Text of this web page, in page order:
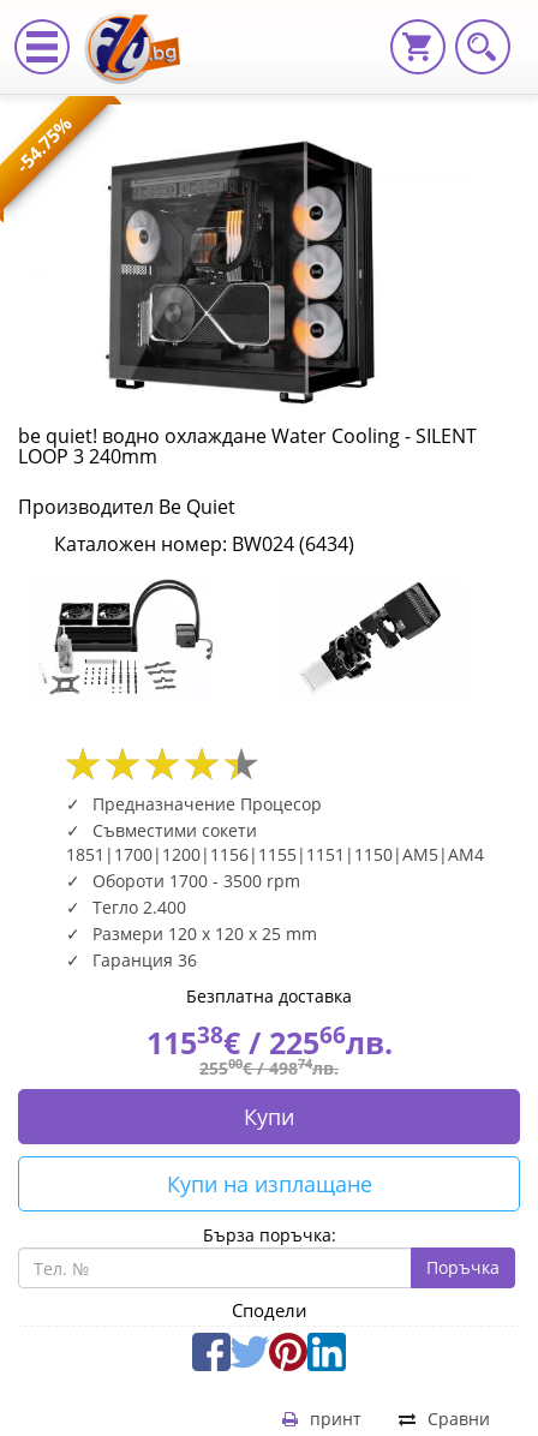
be
quiet!
водно
охлаждане
Water
Cooling
SILENT
LOOP
3
240mm
BW024
(6434)
Fly.bg
-54.75%
be quiet! водно охлаждане Water Cooling - SILENT
LOOP 3 240mm
Производител Be Quiet
Каталожен номер: BW024 (6434)
Предназначение Процесор
Съвместими сокети
1851|1700|1200|1156|1155|1151|1150|AM5|AM4
Обороти 1700 - 3500 rpm
Тегло 2.400
Размери 120 x 120 x 25 mm
Гаранция 36
Безплатна доставка
11538€ / 22566лв.
25500€ /49874лв.
Купи
Купи на изплащане
Бърза поръчка:
Поръчка
Сподели
Сравни
принт